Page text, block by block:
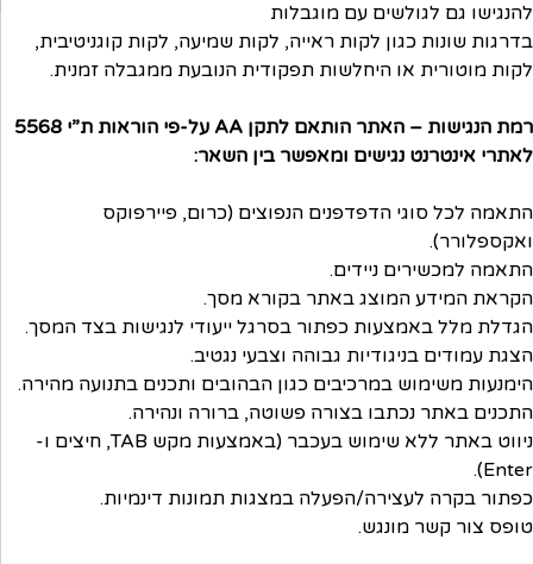
להנגישו גם לגולשים עם מוגבלות
בדרגות שונות כגון לקות ראייה, לקות שמיעה, לקות קוגניטיבית,
לקות מוטורית או היחלשות תפקודית הנובעת ממגבלה זמנית.
רמת הנגישות – האתר הותאם לתקן AA על-פי הוראות ת”י 5568
לאתרי אינטרנט נגישים ומאפשר בין השאר:
התאמה לכל סוגי הדפדפנים הנפוצים (כרום, פיירפוקס
ואקספלורר).
התאמה למכשירים ניידים.
הקראת המידע המוצג באתר בקורא מסך.
הגדלת מלל באמצעות כפתור בסרגל ייעודי לנגישות בצד המסך.
הצגת עמודים בניגודיות גבוהה וצבעי נגטיב.
הימנעות משימוש במרכיבים כגון הבהובים ותכנים בתנועה מהירה.
התכנים באתר נכתבו בצורה פשוטה, ברורה ונהירה.
ניווט באתר ללא שימוש בעכבר (באמצעות מקש TAB, חיצים ו-
Enter).
כפתור בקרה לעצירה/הפעלה במצגות תמונות דינמיות.
טופס צור קשר מונגש.